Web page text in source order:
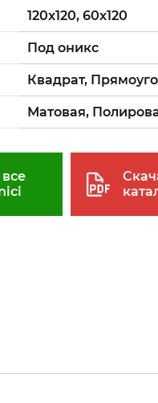
120x120, 60x120
Под оникс
Квадрат,
Матовая,